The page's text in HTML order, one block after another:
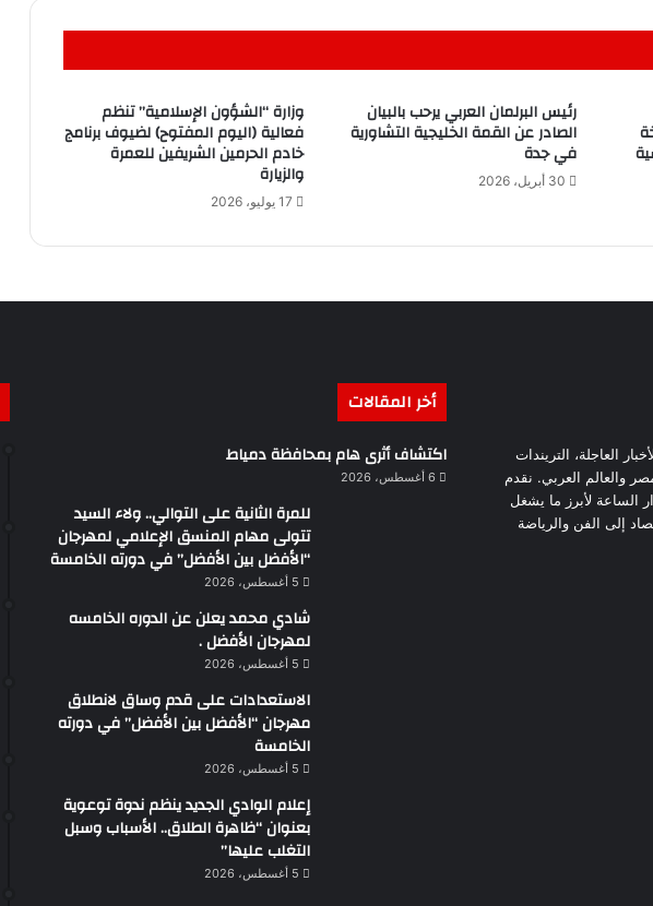
رئيس البرلمان العربي يرحب بالبيان
الصادر عن القمة الخليجية التشاورية
في جدة
30 أبريل، 2026
وزارة “الشؤون الإسلامية” تنظم
فعالية (اليوم المفتوح) لضيوف برنامج
خادم الحرمين الشريفين للعمرة
والزيارة
17 يوليو، 2026
العاجلة، التريندات
والعالم العربي. نقدم
الساعة لأبرز ما يشغل
إلى الفن والرياضة
أخر المقالات
اكتشاف أثرى هام بمحافظة دمياط
6 أغسطس، 2026
للمرة الثانية على التوالي.. ولاء السيد
تتولى مهام المنسق الإعلامي لمهرجان
“الأفضل بين الأفضل” في دورته الخامسة
5 أغسطس، 2026
شادي محمد يعلن عن الدوره الخامسه
لمهرجان الأفضل .
5 أغسطس، 2026
الاستعدادات على قدم وساق لانطلاق
مهرجان “الأفضل بين الأفضل” في دورته
الخامسة
5 أغسطس، 2026
إعلام الوادي الجديد ينظم ندوة توعوية
بعنوان “ظاهرة الطلاق.. الأسباب وسبل
التغلب عليها”
5 أغسطس، 2026